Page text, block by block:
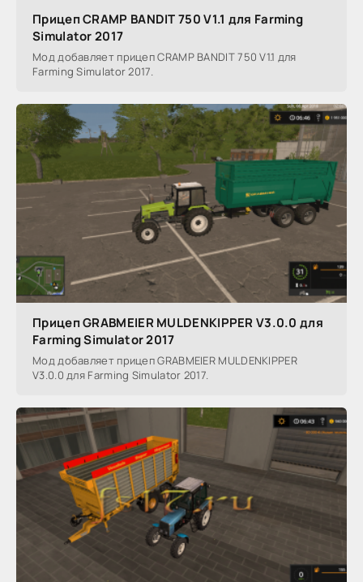
Прицеп CRAMP BANDIT 750 V1.1 для Farming
Simulator 2017
Мод добавляет прицеп CRAMP BANDIT 750 V1.1 для
Farming Simulator 2017.
Прицеп GRABMEIER MULDENKIPPER V3.0.0 для
Farming Simulator 2017
Мод добавляет прицеп GRABMEIER MULDENKIPPER
V3.0.0 для Farming Simulator 2017.